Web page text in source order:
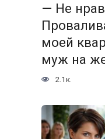
— Не
моей
муж на
2.1к.